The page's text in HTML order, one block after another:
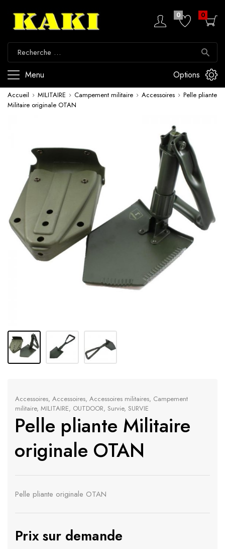
Menu Options
0 0
Accueil MILITAIRE Campement militaire Accessoires
Pelle pliante
Militaire originale OTAN
Accessoires, Accessoires, Accessoires militaires, Campement
militaire, MILITAIRE, OUTDOOR, Survie, SURVIE
Pelle pliante Militaire
originale OTAN
Pelle pliante originale OTAN
Prix sur demande